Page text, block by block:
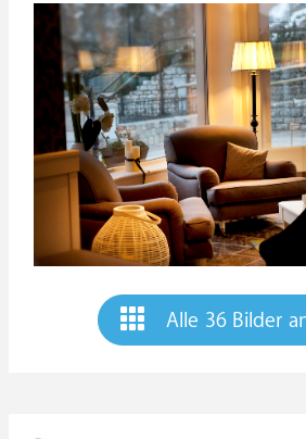
Alle 36 Bilder